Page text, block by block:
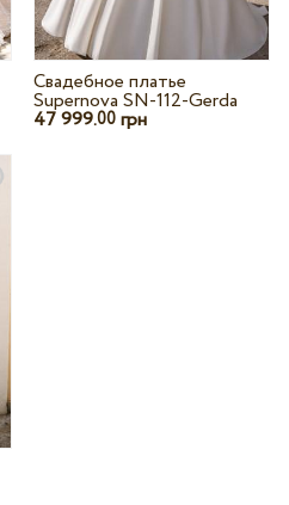
Свадебное платье
Supernova SN-112-Gerda
47 999.00 грн